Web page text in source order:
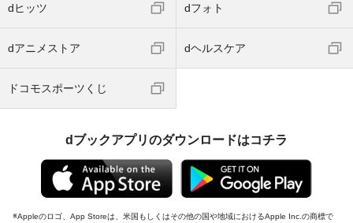
dヒッツ dフォト
dアニメストア dヘルスケア
ドコモスポーツくじ
dブックアプリのダウンロードはコチラ
Appleのロゴ、App Storeは、米国もしくはその他の国や地域におけるApple Inc.の商標で